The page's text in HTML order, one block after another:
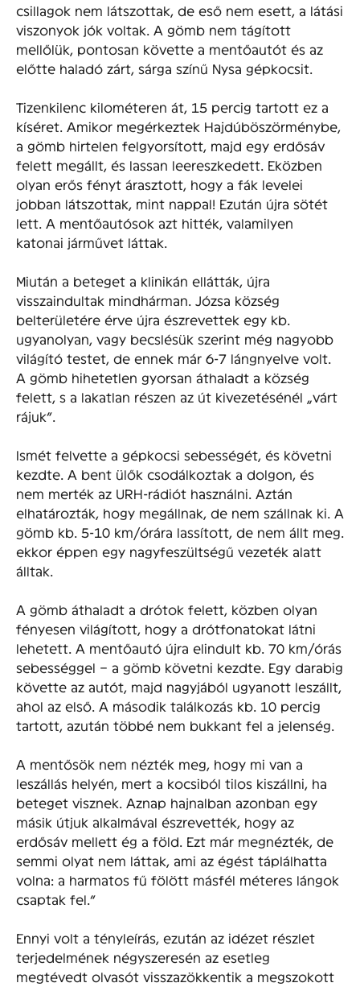
csillagok nem látszottak, de eső nem esett, a látási
viszonyok jók voltak. A gömb nem tágított
mellőlük, pontosan követte a mentőautót és az
előtte haladó zárt, sárga színű Nysa gépkocsit.
Tizenkilenc kilométeren át, 15 percig tartott ez a
kíséret. Amikor megérkeztek Hajdúböszörménybe,
a gömb hirtelen felgyorsított, majd egy erdősáv
felett megállt, és lassan leereszkedett. Eközben
olyan erős fényt árasztott, hogy a fák levelei
jobban látszottak, mint nappal! Ezután újra sötét
lett. A mentőautósok azt hitték, valamilyen
katonai járművet láttak.
Miután a beteget a klinikán ellátták, újra
visszaindultak mindhárman. Józsa község
belterületére érve újra észrevettek egy kb.
ugyanolyan, vagy becslésük szerint még nagyobb
világító testet, de ennek már 6-7 lángnyelve volt.
A gömb hihetetlen gyorsan áthaladt a község
felett, s a lakatlan részen az út kivezetésénél „várt
rájuk”.
Ismét felvette a gépkocsi sebességét, és követni
kezdte. A bent ülők csodálkoztak a dolgon, és
nem merték az URH-rádiót használni. Aztán
elhatározták, hogy megállnak, de nem szállnak ki. A
gömb kb. 5-10 km/órára lassított, de nem állt meg.
ekkor éppen egy nagyfeszültségű vezeték alatt
álltak.
A gömb áthaladt a drótok felett, közben olyan
fényesen világított, hogy a drótfonatokat látni
lehetett. A mentőautó újra elindult kb. 70 km/órás
sebességgel – a gömb követni kezdte. Egy darabig
követte az autót, majd nagyjából ugyanott leszállt,
ahol az első. A második találkozás kb. 10 percig
tartott, azután többé nem bukkant fel a jelenség.
A mentősök nem nézték meg, hogy mi van a
leszállás helyén, mert a kocsiból tilos kiszállni, ha
beteget visznek. Aznap hajnalban azonban egy
másik útjuk alkalmával észrevették, hogy az
erdősáv mellett ég a föld. Ezt már megnézték, de
semmi olyat nem láttak, ami az égést táplálhatta
volna: a harmatos fű fölött másfél méteres lángok
csaptak fel.”
Ennyi volt a tényleírás, ezután az idézet részlet
terjedelmének négyszeresén az esetleg
megtévedt olvasót visszazökkentik a megszokott